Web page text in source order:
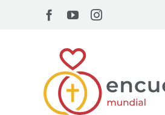
Facebook
YouTubeInstagram